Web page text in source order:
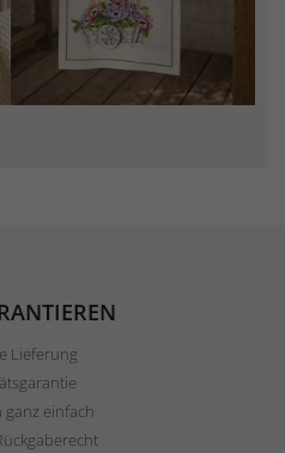
Lieferung
ganz einfach